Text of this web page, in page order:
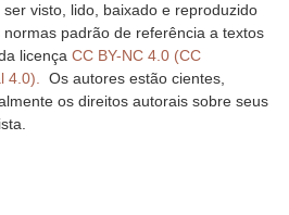
visto, lido, baixado e reproduzido
padrão de referência a textos
licença CC BY-NC 4.0 (CC
4.0). Os autores estão cientes,
os direitos autorais sobre seus